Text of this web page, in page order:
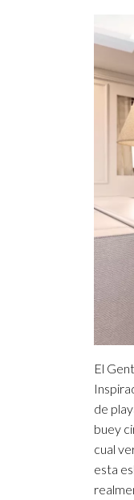
El
de
buey
cual
esta